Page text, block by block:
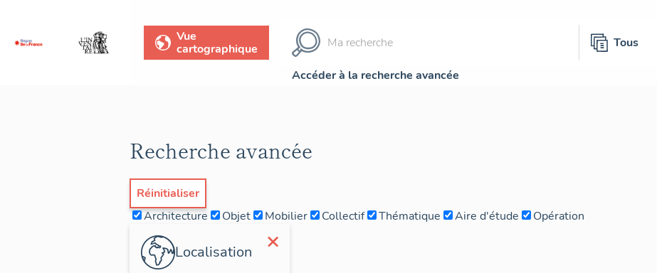
Vue
cartographique
Tous
Accéder à la recherche avancée
Recherche avancée
Réinitialiser
Architecture
Objet Mobilier Collectif Thématique Aire d'étude Opération
×
Localisation